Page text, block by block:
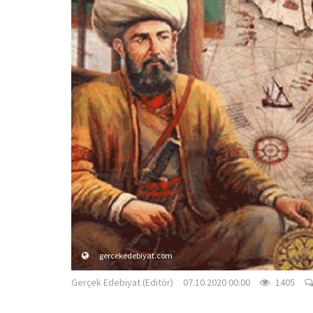
gercekedebiyat.com
Gerçek Edebiyat (Editör) 07.10.2020 00:00 1405